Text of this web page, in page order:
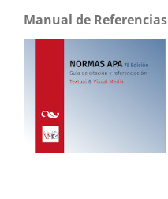
Manual de Referencias